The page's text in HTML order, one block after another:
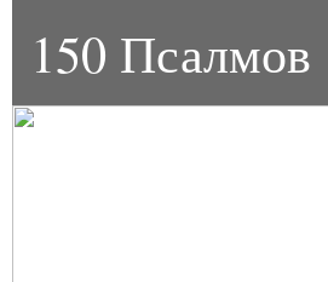
150 Псалмов